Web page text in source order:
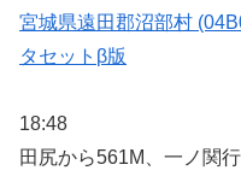
宮城県遠田郡沼部村
タセットβ版
18:48
田尻から561M、一ノ関